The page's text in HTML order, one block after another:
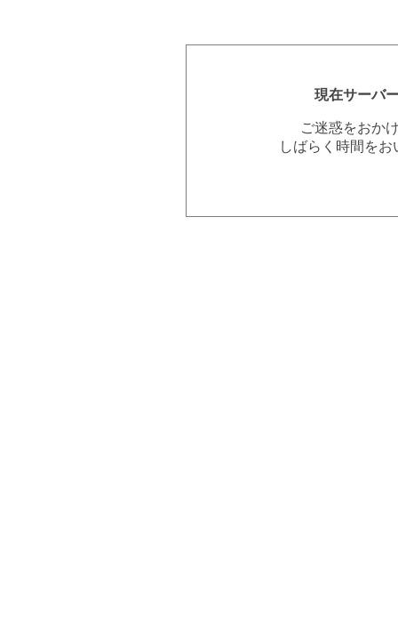
現在サーバ
ご迷惑をおか
しばらく時間を